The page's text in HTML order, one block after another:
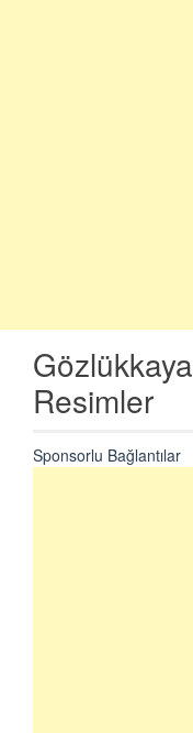
Resimler
Sponsorlu Bağlantılar